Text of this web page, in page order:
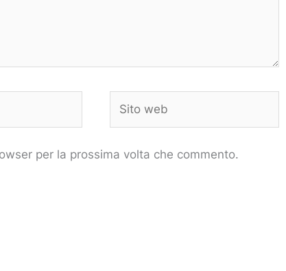
web
per la prossima volta che commento.